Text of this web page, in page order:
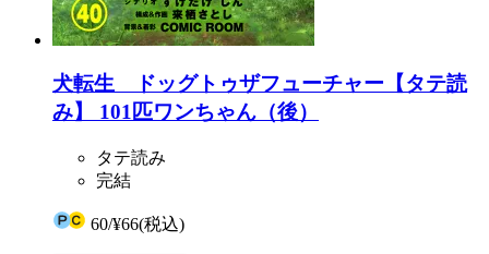
犬転生 ドッグトゥザフューチャー【タテ読
み】 101匹ワンちゃん（後）
タテ読み
完結
60/¥66(税込)